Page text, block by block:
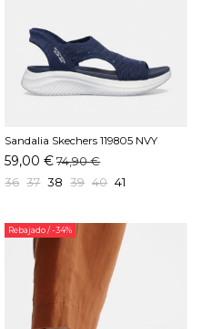
Sandalia Skechers 119805 NVY
Marino
59,00 € 74,90 €
36 37 38 39 40 41
Rebajado/ -34%